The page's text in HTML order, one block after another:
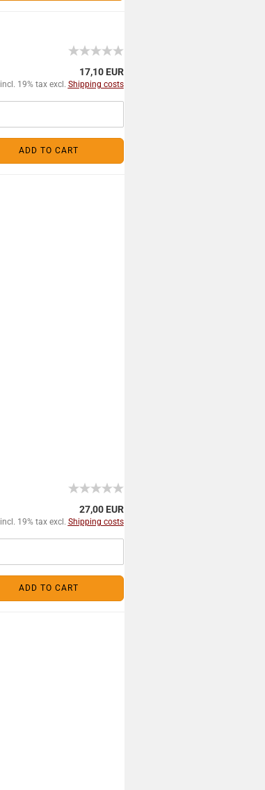
17,10 EUR
incl. 19% tax excl. Shipping costs
ADD TO CART
27,00 EUR
incl. 19% tax excl. Shipping costs
ADD TO CART